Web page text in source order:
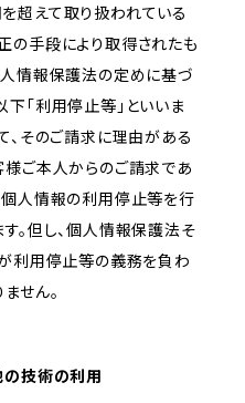
超えて取り扱われている
の手段により取得されたも
人情報保護法の定めに基づ
「利用停止等」といいま
、そのご請求に理由がある
様ご本人からのご請求であ
個人情報の利用停止等を行
。但し、個人情報保護法そ
が利用停止等の義務を負わ
せん。
の技術の利用